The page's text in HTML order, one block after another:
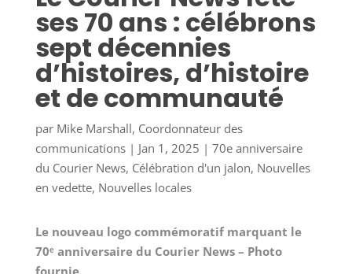
ses 70 ans : célébrons
sept décennies
d’histoires, d’histoire
et de communauté
par Mike Marshall, Coordonnateur des
communications| Jan 1, 2025 | 70e anniversaire
du Courier News, Célébration d'un jalon, Nouvelles
en vedette, Nouvelles locales
Le nouveau logo commémoratif marquant le
70ᵉ anniversaire du Courier News – Photo
fournie